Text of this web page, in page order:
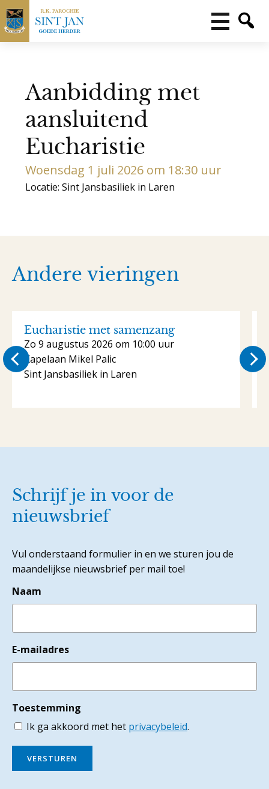
Aanbidding met
aansluitend
Eucharistie
Woensdag 1 juli 2026 om 18:30 uur
Locatie: Sint Jansbasiliek in Laren
Andere vieringen
Eucharistie met samenzang
Zo 9 augustus 2026 om 10:00 uur
Kapelaan Mikel Palic
Sint Jansbasiliek in Laren
Schrijf je in voor de
nieuwsbrief
Vul onderstaand formulier in en we sturen jou de
maandelijkse nieuwsbrief per mail toe!
Naam
E-mailadres
Toestemming
Ik ga akkoord met het privacybeleid.
VERSTUREN